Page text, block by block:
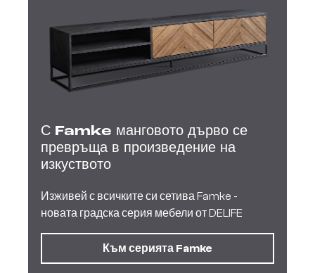
С Famke манговото дърво се
превръща в произведение на
изкуството
Изживей с всичките си сетива Famke -
новата градска серия мебели от DELIFE
Към серията Famke